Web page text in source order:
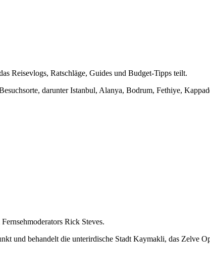
Reisevlogs, Ratschläge, Guides und Budget-Tipps teilt.
darunter Istanbul, Alanya, Bodrum, Fethiye,
Rick Steves.
und behandelt die unterirdische Stadt Kaymakli, das Zelve